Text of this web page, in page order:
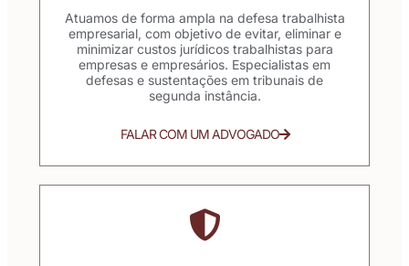
Atuamos de forma ampla na defesa trabalhista
empresarial, com objetivo de evitar, eliminar e
minimizar custos jurídicos trabalhistas para
empresas e empresários. Especialistas em
defesas e sustentações em tribunais de
segunda instância.
FALAR COM UM ADVOGADO